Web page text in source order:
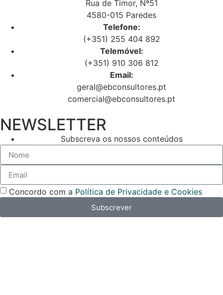
Rua de Timor, Nº51
4580-015 Paredes
Telefone:
(+351) 255 404 892
Telemóvel:
(+351) 910 306 812
Email:
geral@ebconsultores.pt
comercial@ebconsultores.pt
NEWSLETTER
Subscreva os nossos conteúdos
Concordo com a Política de Privacidade e Cookies
Subscrever